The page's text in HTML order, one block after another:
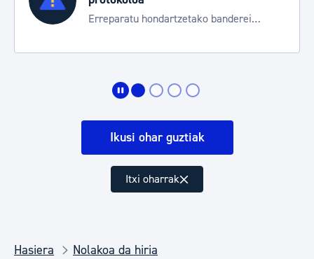
Trafiko mozketak eta
bereziak
Ikusi ohar guztiak
Itxi oharrak
Hasiera
Nolakoa da hiria